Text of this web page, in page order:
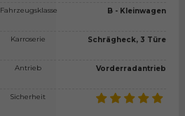
Fahrzeugsklasse
Karroserie
Antrieb
Sicherheit
B - Kleinwagen
Schrägheck, 3 Türe
Vorderradantrieb